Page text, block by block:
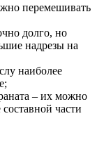
перемешивать
долго, но
надрезы на
наиболее
– их можно
части